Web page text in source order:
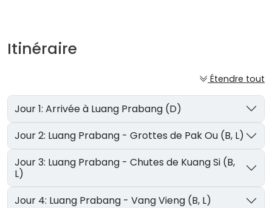
Itinéraire
Étendre tout
Jour 1: Arrivée à Luang Prabang (D)
Jour 2: Luang Prabang - Grottes de Pak Ou (B, L)
Jour 3: Luang Prabang - Chutes de Kuang Si (B,
L)
Jour 4: Luang Prabang - Vang Vieng (B, L)